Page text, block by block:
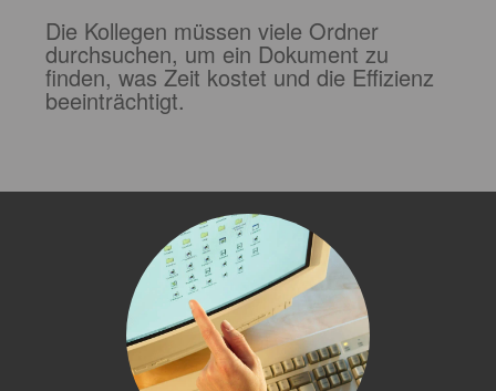
Die Kollegen müssen viele Ordner
durchsuchen, um ein Dokument zu
finden, was Zeit kostet und die Effizienz
beeinträchtigt.